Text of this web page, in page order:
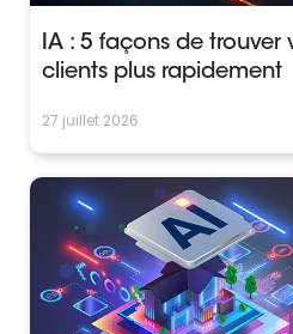
IA : 5 façons de trouver
clients plus rapidement
27 juillet 2026